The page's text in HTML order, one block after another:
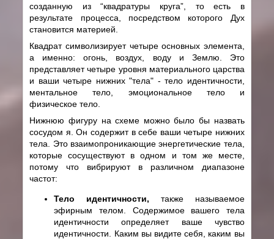
созданную из “квадратуры круга”, то есть в
результате процесса, посредством которого Дух
становится материей.
Квадрат символизирует четыре основных элемента,
а именно: огонь, воздух, воду и Землю. Это
представляет четыре уровня материального царства
и ваши четыре нижних "тела" - тело идентичности,
ментальное тело, эмоциональное тело и
физическое тело.
Нижнюю фигуру на схеме можно было бы назвать
сосудом я. Он содержит в себе ваши четыре нижних
тела. Это взаимопроникающие энергетические тела,
которые сосуществуют в одном и том же месте,
потому что вибрируют в различном диапазоне
частот:
Тело идентичности, также называемое
эфирным телом. Содержимое вашего тела
идентичности определяет ваше чувство
идентичности. Каким вы видите себя, каким вы